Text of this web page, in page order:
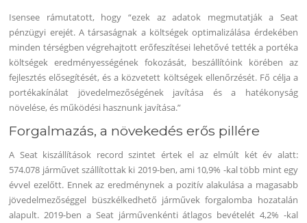
Isensee rámutatott, hogy “ezek az adatok megmutatják a Seat
pénzügyi erejét. A társaságnak a költségek optimalizálása érdekében
minden térségben végrehajtott erőfeszítései lehetővé tették a portéka
költségek eredményességének fokozását, beszállítóink körében az
fejlesztés elősegítését, és a közvetett költségek ellenőrzését. Fő célja a
portékakínálat jövedelmezőségének javítása és a hatékonyság
növelése, és működési hasznunk javítása.”
Forgalmazás, a növekedés erős pillére
A Seat kiszállítások record szintet értek el az elmúlt két év alatt:
574.078 járművet szállítottak ki 2019-ben, ami 10,9% -kal több mint egy
évvel ezelőtt. Ennek az eredménynek a pozitív alakulása a magasabb
jövedelmezőséggel büszkélkedhető járművek forgalomba hozatalán
alapult. 2019-ben a Seat járművenkénti átlagos bevételét 4,2% -kal